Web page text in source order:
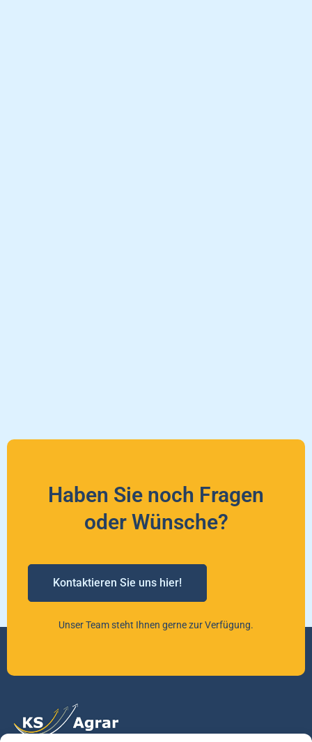
Haben Sie noch Fragen
oder Wünsche?
Kontaktieren Sie uns hier!
Unser Team steht Ihnen gerne zur Verfügung.